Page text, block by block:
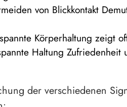
von Blickkontakt
Körperhaltung zeigt
Haltung Zufriedenheit
der verschiedenen